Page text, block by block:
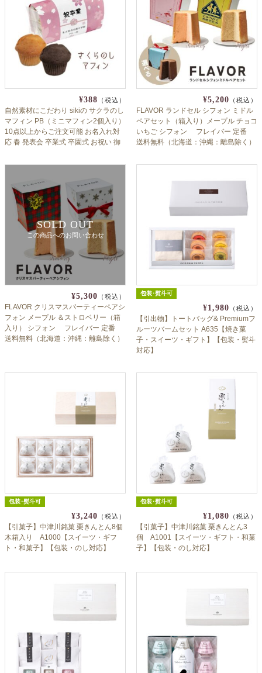
¥388 （税込）
自然素材にこだわり sikiの サクラのし
マフィン PB（ミニマフィン2個入り）
10点以上からご注文可能 お名入れ対
応 春 発表会 卒業式 卒園式 お祝い 御
¥5,200 （税込）
FLAVOR ランドセル シフォン ミドル
ペアセット（箱入り）メープル チョコ
いちご シフォン フレイバー 定番
送料無料（北海道：沖縄：離島除く）
園 内祝 おじいちゃん おばあちゃん へ
SOLD OUT
この商品へのお問い合わせ
¥5,300 （税込）
FLAVOR クリスマスパーティーペアシ
フォン メープル ＆ストロベリー（箱
入り） シフォン フレイバー 定番
送料無料（北海道：沖縄：離島除く）
包装･熨斗可
¥1,980 （税込）
【引出物】トートバッグ& Premiumフ
ルーツバームセット A635【焼き菓
子・スイーツ・ギフト】【包装・熨斗
対応】
包装･熨斗可
¥3,240 （税込）
【引菓子】中津川銘菓 栗きんとん8個
木箱入り A1000【スイーツ・ギフ
ト・和菓子】【包装・のし対応】
包装･熨斗可
¥1,080 （税込）
【引菓子】中津川銘菓 栗きんとん3
個 A1001【スイーツ・ギフト・和菓
子】【包装・のし対応】